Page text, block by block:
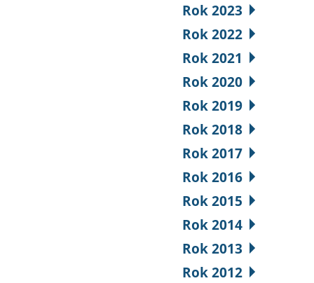
Rok 2023
Rok 2022
Rok 2021
Rok 2020
Rok 2019
Rok 2018
Rok 2017
Rok 2016
Rok 2015
Rok 2014
Rok 2013
Rok 2012